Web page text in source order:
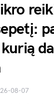
08-07